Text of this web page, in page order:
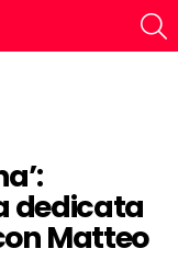
dedicata
Matteo